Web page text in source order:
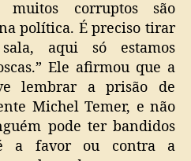
muitos corruptos são
política. É preciso tirar
aqui só estamos
Ele afirmou que a
lembrar a prisão de
Michel Temer, e não
pode ter bandidos
a favor ou contra a